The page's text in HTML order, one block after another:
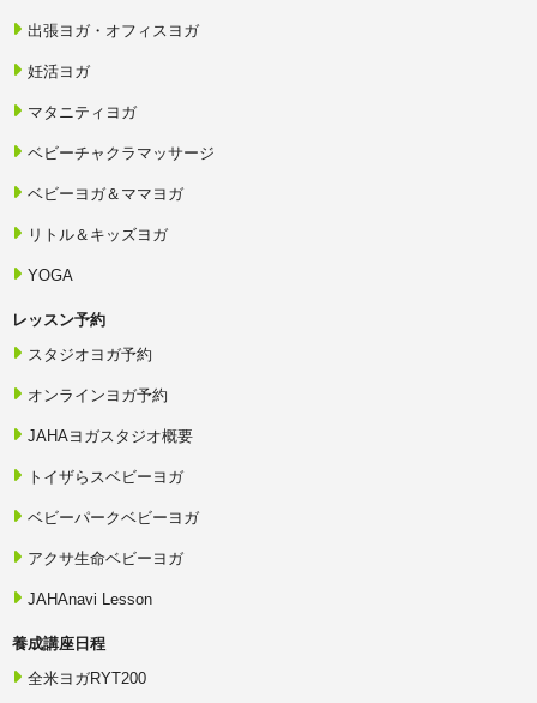
出張ヨガ・オフィスヨガ
妊活ヨガ
マタニティヨガ
ベビーチャクラマッサージ
ベビーヨガ＆ママヨガ
リトル＆キッズヨガ
YOGA
レッスン予約
スタジオヨガ予約
オンラインヨガ予約
JAHAヨガスタジオ概要
トイザらスベビーヨガ
ベビーパークベビーヨガ
アクサ生命ベビーヨガ
JAHAnavi Lesson
養成講座日程
全米ヨガRYT200